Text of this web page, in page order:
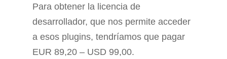
Para obtener la licencia de
desarrollador, que nos permite acceder
a esos plugins, tendríamos que pagar
EUR 89,20 – USD 99,00.